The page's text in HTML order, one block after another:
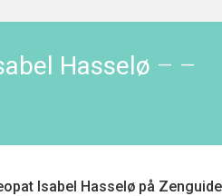
Hasselø – –
Isabel Hasselø på